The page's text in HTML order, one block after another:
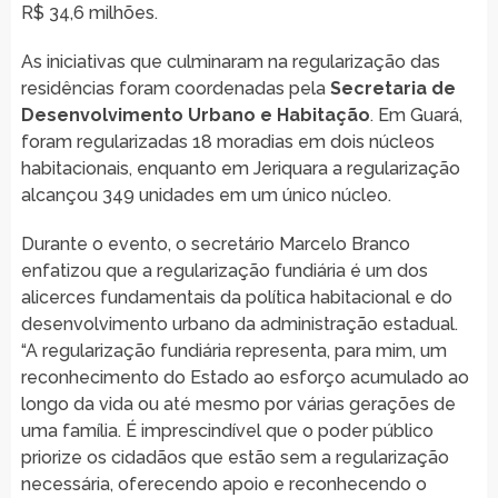
R$ 34,6 milhões.
As iniciativas que culminaram na regularização das
residências foram coordenadas pela Secretaria de
Desenvolvimento Urbano e Habitação. Em Guará,
foram regularizadas 18 moradias em dois núcleos
habitacionais, enquanto em Jeriquara a regularização
alcançou 349 unidades em um único núcleo.
Durante o evento, o secretário Marcelo Branco
enfatizou que a regularização fundiária é um dos
alicerces fundamentais da política habitacional e do
desenvolvimento urbano da administração estadual.
“A regularização fundiária representa, para mim, um
reconhecimento do Estado ao esforço acumulado ao
longo da vida ou até mesmo por várias gerações de
uma família. É imprescindível que o poder público
priorize os cidadãos que estão sem a regularização
necessária, oferecendo apoio e reconhecendo o